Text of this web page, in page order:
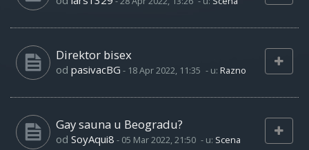
Direktor bisex
od pasivacBG - 18 Apr 2022, 11:35 - u: Razno
Gay sauna u Beogradu?
od SoyAqui8 - 05 Mar 2022, 21:50 - u: Scena